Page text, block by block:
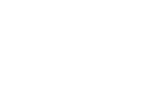
veel ruimte. Deze Captur is
voor de aandrijving van deze